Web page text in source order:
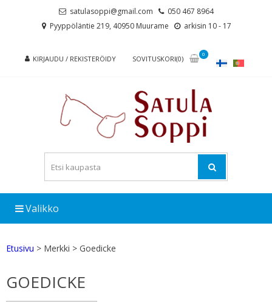
satulasoppi@gmail.com
050 467 8964
Pyyppöläntie 219, 40950 Muurame
arkisin 10 - 17
KIRJAUDU / REKISTERÖIDY SOVITUSKORI(0)
0
Valikko
Etusivu > Merkki > Goedicke
GOEDICKE